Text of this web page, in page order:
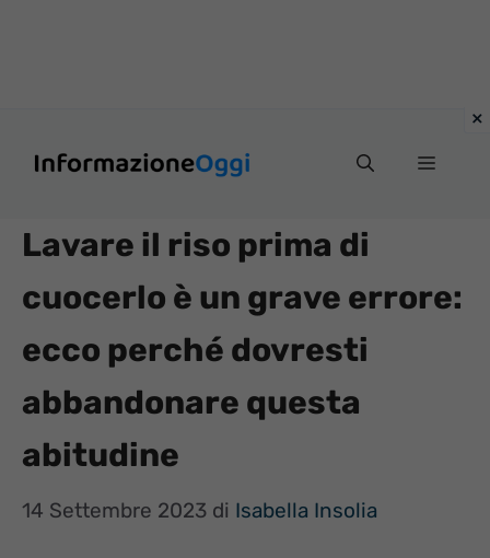
Menu
Lavare il riso prima di
cuocerlo è un grave errore:
ecco perché dovresti
abbandonare questa
abitudine
14 Settembre 2023 di Isabella Insolia